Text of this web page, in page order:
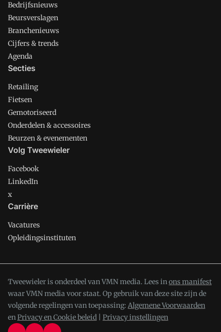
Bedrijfsnieuws
Beursverslagen
Branchenieuws
Cijfers & trends
Agenda
Secties
Retailing
Fietsen
Gemotoriseerd
Onderdelen & accessoires
Beurzen & evenementen
Volg Tweewieler
Facebook
LinkedIn
x
Carrière
Vacatures
Opleidingsinstituten
Tweewieler is onderdeel van VMN media. Lees inons manifest
waar VMN media voor staat. Op gebruik van deze site zijn de
volgende regelingen van toepassing: Algemene Voorwaarden
enPrivacy en Cookie beleid Privacy instellingen